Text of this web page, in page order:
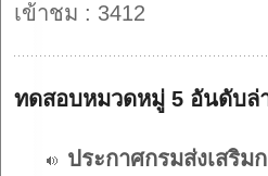
เข้าชม : 3412
ทดสอบหมวดหมู่ 5 อันดับล่
ประกาศกรมส่งเสริม